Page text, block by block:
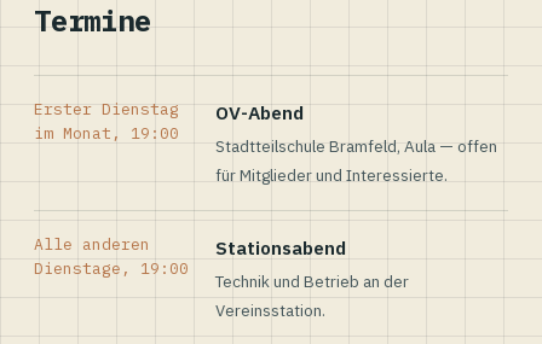
Termine
Erster Dienstag
im Monat, 19:00
OV-Abend
Stadtteilschule Bramfeld, Aula — offen
für Mitglieder und Interessierte.
Alle anderen
Dienstage, 19:00
Stationsabend
Technik und Betrieb an der
Vereinsstation.